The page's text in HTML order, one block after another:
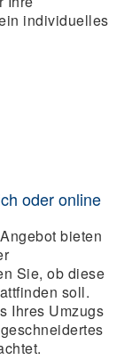
individuelles
oder online
bieten
Sie, ob diese
soll.
Ihres Umzugs